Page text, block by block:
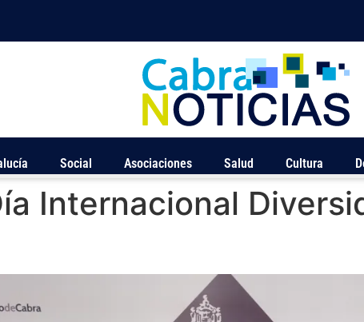
Social Asociaciones Salud Cultura
Internacional